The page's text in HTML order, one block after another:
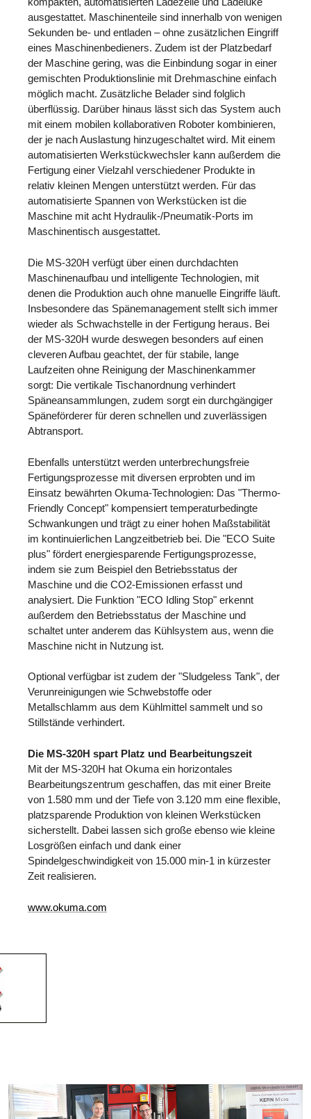
ausgestattet. Maschinenteile sind innerhalb von wenigen
Sekunden be- und entladen – ohne zusätzlichen Eingriff
eines Maschinenbedieners. Zudem ist der Platzbedarf
der Maschine gering, was die Einbindung sogar in einer
gemischten Produktionslinie mit Drehmaschine einfach
möglich macht. Zusätzliche Belader sind folglich
überflüssig. Darüber hinaus lässt sich das System auch
mit einem mobilen kollaborativen Roboter kombinieren,
der je nach Auslastung hinzugeschaltet wird. Mit einem
automatisierten Werkstückwechsler kann außerdem die
Fertigung einer Vielzahl verschiedener Produkte in
relativ kleinen Mengen unterstützt werden. Für das
automatisierte Spannen von Werkstücken ist die
Maschine mit acht Hydraulik-/Pneumatik-Ports im
Maschinentisch ausgestattet.
Die MS-320H verfügt über einen durchdachten
Maschinenaufbau und intelligente Technologien, mit
denen die Produktion auch ohne manuelle Eingriffe läuft.
Insbesondere das Spänemanagement stellt sich immer
wieder als Schwachstelle in der Fertigung heraus. Bei
der MS-320H wurde deswegen besonders auf einen
cleveren Aufbau geachtet, der für stabile, lange
Laufzeiten ohne Reinigung der Maschinenkammer
sorgt: Die vertikale Tischanordnung verhindert
Späneansammlungen, zudem sorgt ein durchgängiger
Späneförderer für deren schnellen und zuverlässigen
Abtransport.
Ebenfalls unterstützt werden unterbrechungsfreie
Fertigungsprozesse mit diversen erprobten und im
Einsatz bewährten Okuma-Technologien: Das "Thermo-
Friendly Concept" kompensiert temperaturbedingte
Schwankungen und trägt zu einer hohen Maßstabilität
im kontinuierlichen Langzeitbetrieb bei. Die "ECO Suite
plus" fördert energiesparende Fertigungsprozesse,
indem sie zum Beispiel den Betriebsstatus der
Maschine und die CO2-Emissionen erfasst und
analysiert. Die Funktion "ECO Idling Stop" erkennt
außerdem den Betriebsstatus der Maschine und
schaltet unter anderem das Kühlsystem aus, wenn die
Maschine nicht in Nutzung ist.
Optional verfügbar ist zudem der "Sludgeless Tank", der
Verunreinigungen wie Schwebstoffe oder
Metallschlamm aus dem Kühlmittel sammelt und so
Stillstände verhindert.
Die MS-320H spart Platz und Bearbeitungszeit
Mit der MS-320H hat Okuma ein horizontales
Bearbeitungszentrum geschaffen, das mit einer Breite
von 1.580 mm und der Tiefe von 3.120 mm eine flexible,
platzsparende Produktion von kleinen Werkstücken
sicherstellt. Dabei lassen sich große ebenso wie kleine
Losgrößen einfach und dank einer
Spindelgeschwindigkeit von 15.000 min-1 in kürzester
Zeit realisieren.
www.okuma.com